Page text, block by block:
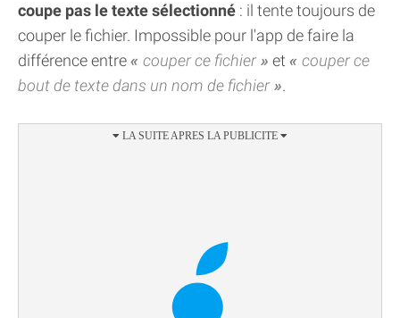
coupe pas le texte sélectionné : il tente toujours de
couper le fichier. Impossible pour l'app de faire la
différence entre
couper ce fichier et
couper ce
bout de texte dans un nom de fichier
.